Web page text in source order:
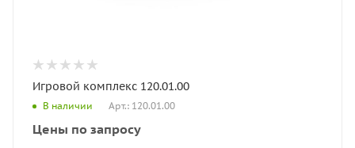
Игровой комплекс 120.01.00
В наличии Арт.: 120.01.00
Цены по запросу